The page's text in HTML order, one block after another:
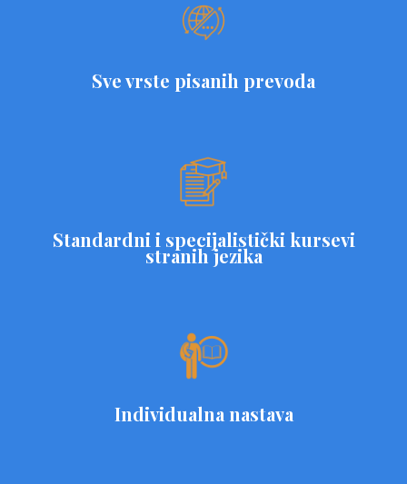
Sve vrste pisanih prevoda
Standardni i specijalistički kursevi
stranih jezika
Individualna nastava